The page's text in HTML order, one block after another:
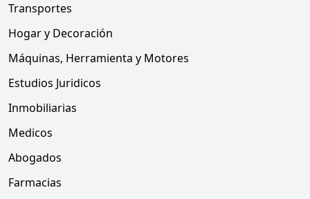
Transportes
Hogar y Decoración
Máquinas, Herramienta y Motores
Estudios Juridicos
Inmobiliarias
Medicos
Abogados
Farmacias